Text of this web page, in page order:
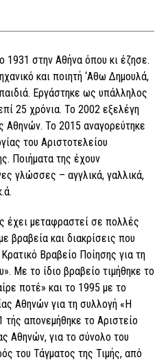
1931 στην Αθήνα όπου κι έζησε.
και ποιητή ‘Αθω Δημουλά,
Εργάστηκε ως υπάλληλος
25 χρόνια. Το 2002 εξελέγη
Αθηνών. Το 2015 αναγορεύτηκε
του Αριστοτελείου
Ποιήματα της έχουν
γλώσσες – αγγλικά, γαλλικά,
έχει μεταφραστεί σε πολλές
βραβεία και διακρίσεις που
Βραβείο Ποίησης για τη
Με το ίδιο βραβείο τιμήθηκε το
ποτέ» και το 1995 με το
Αθηνών για τη συλλογή «Η
απονεμήθηκε το Αριστείο
Αθηνών, για το σύνολο του
του Τάγματος της Τιμής, από